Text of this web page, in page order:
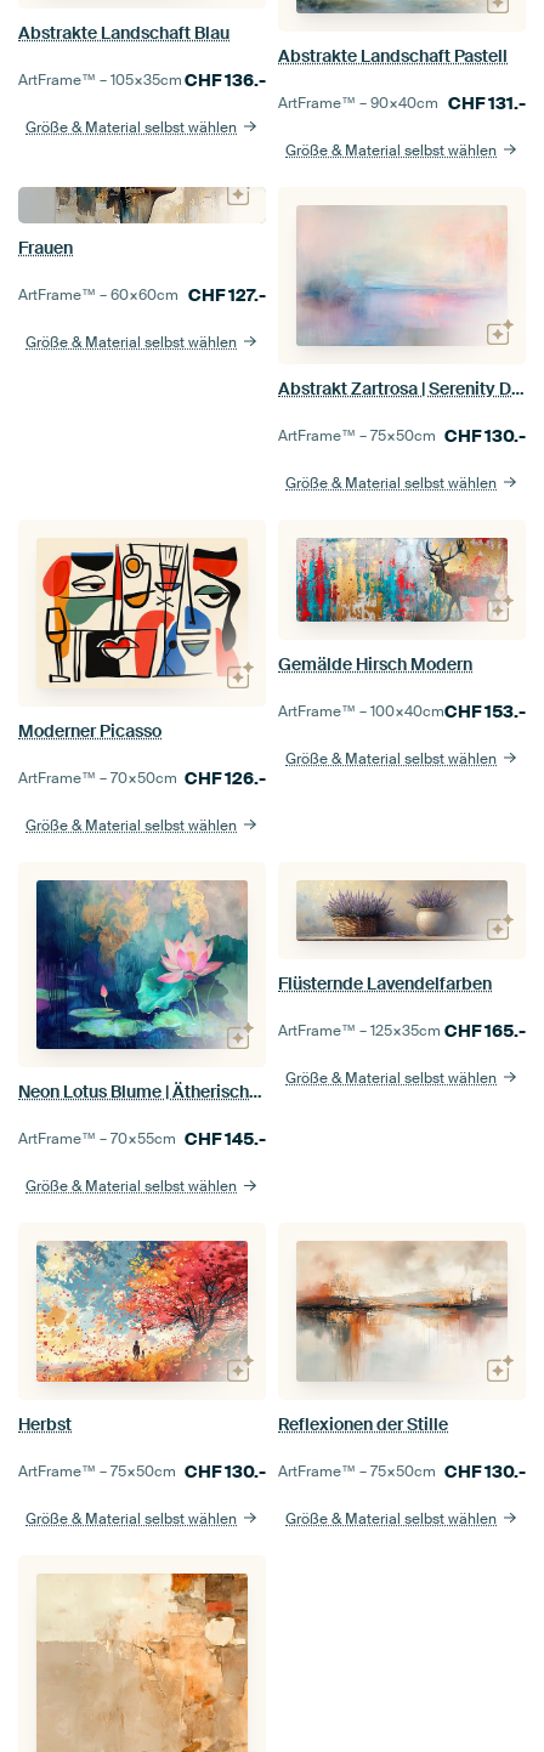
Abstrakte Landschaft Blau
ArtFrame™ –105×35cmCHF136.-
Größe & Material selbst wählen
Abstrakte Landschaft Pastell
ArtFrame™ –90×40cm CHF131.-
Größe & Material selbst wählen
Frauen
ArtFrame™ –60×60cm CHF127.-
Größe & Material selbst wählen
Abstrakt Zartrosa | Serenity Drift
ArtFrame™ –75×50cm CHF130.-
Größe & Material selbst wählen
Moderner Picasso
ArtFrame™ –70×50cm CHF126.-
Größe & Material selbst wählen
Gemälde Hirsch Modern
ArtFrame™ –100×40cmCHF153.-
Größe & Material selbst wählen
Neon Lotus Blume | Ätherischer Lotus Dämmerung
ArtFrame™ –70×55cm CHF145.-
Größe & Material selbst wählen
Flüsternde Lavendelfarben
ArtFrame™ –125×35cm CHF165.-
Größe & Material selbst wählen
Herbst
ArtFrame™ –75×50cm CHF130.-
Größe & Material selbst wählen
Reflexionen der Stille
ArtFrame™ –75×50cm CHF130.-
Größe & Material selbst wählen